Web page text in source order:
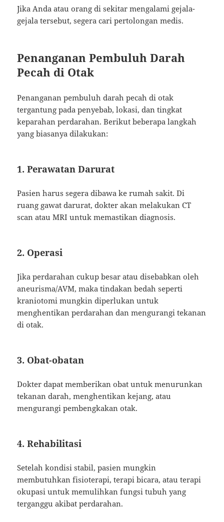
Jika Anda atau orang di sekitar mengalami gejala-
gejala tersebut, segera cari pertolongan medis.
Penanganan Pembuluh Darah
Pecah di Otak
Penanganan pembuluh darah pecah di otak
tergantung pada penyebab, lokasi, dan tingkat
keparahan perdarahan. Berikut beberapa langkah
yang biasanya dilakukan:
1. Perawatan Darurat
Pasien harus segera dibawa ke rumah sakit. Di
ruang gawat darurat, dokter akan melakukan CT
scan atau MRI untuk memastikan diagnosis.
2. Operasi
Jika perdarahan cukup besar atau disebabkan oleh
aneurisma/AVM, maka tindakan bedah seperti
kraniotomi mungkin diperlukan untuk
menghentikan perdarahan dan mengurangi tekanan
di otak.
3. Obat-obatan
Dokter dapat memberikan obat untuk menurunkan
tekanan darah, menghentikan kejang, atau
mengurangi pembengkakan otak.
4. Rehabilitasi
Setelah kondisi stabil, pasien mungkin
membutuhkan fisioterapi, terapi bicara, atau terapi
okupasi untuk memulihkan fungsi tubuh yang
terganggu akibat perdarahan.